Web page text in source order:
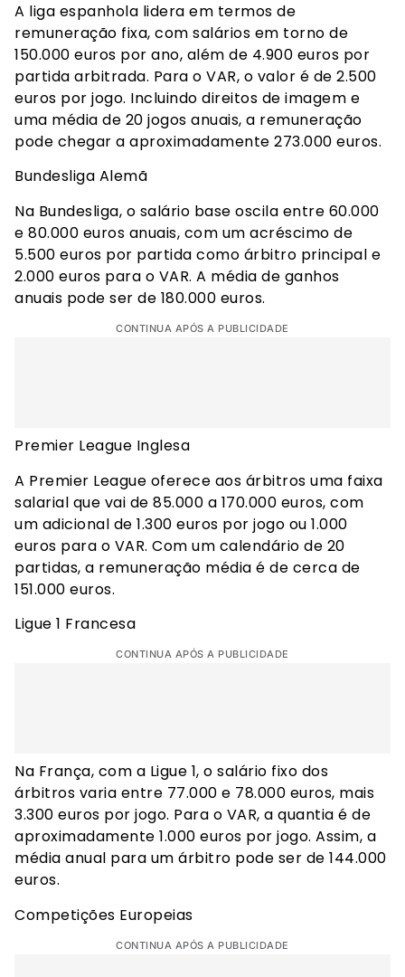
A liga espanhola lidera em termos de
remuneração fixa, com salários em torno de
150.000 euros por ano, além de 4.900 euros por
partida arbitrada. Para o VAR, o valor é de 2.500
euros por jogo. Incluindo direitos de imagem e
uma média de 20 jogos anuais, a remuneração
pode chegar a aproximadamente 273.000 euros.
Bundesliga Alemã
Na Bundesliga, o salário base oscila entre 60.000
e 80.000 euros anuais, com um acréscimo de
5.500 euros por partida como árbitro principal e
2.000 euros para o VAR. A média de ganhos
anuais pode ser de 180.000 euros.
CONTINUA APÓS A PUBLICIDADE
Premier League Inglesa
A Premier League oferece aos árbitros uma faixa
salarial que vai de 85.000 a 170.000 euros, com
um adicional de 1.300 euros por jogo ou 1.000
euros para o VAR. Com um calendário de 20
partidas, a remuneração média é de cerca de
151.000 euros.
Ligue 1 Francesa
CONTINUA APÓS A PUBLICIDADE
Na França, com a Ligue 1, o salário fixo dos
árbitros varia entre 77.000 e 78.000 euros, mais
3.300 euros por jogo. Para o VAR, a quantia é de
aproximadamente 1.000 euros por jogo. Assim, a
média anual para um árbitro pode ser de 144.000
euros.
Competições Europeias
CONTINUA APÓS A PUBLICIDADE